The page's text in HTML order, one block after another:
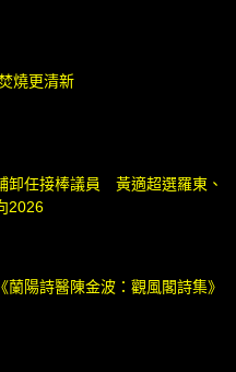
燒更清新
卸任接棒議員 黃適超選羅東、
2026
陽詩醫陳金波：觀風閣詩集》